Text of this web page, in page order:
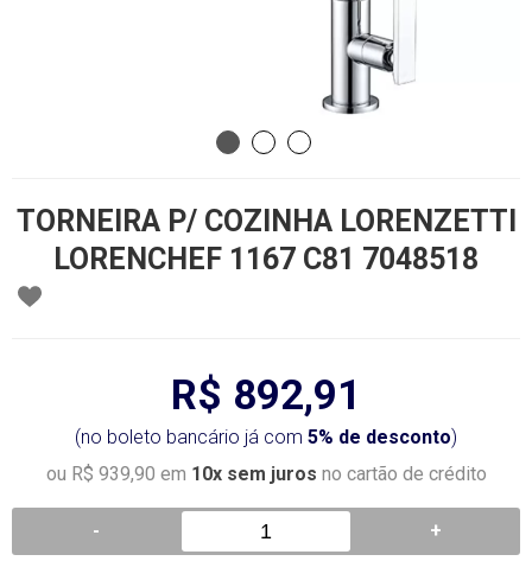
TORNEIRA P/ COZINHA LORENZETTI
LORENCHEF 1167 C81 7048518
R$ 892,91
(no boleto bancário já com 5% de desconto)
ou R$ 939,90 em 10x sem juros no cartão de crédito
- +